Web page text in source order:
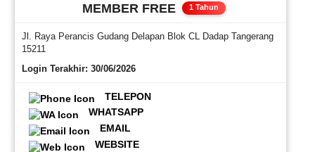
MEMBER FREE 1 Tahun
Jl. Raya Perancis Gudang Delapan Blok CL Dadap Tangerang
15211
Login Terakhir: 30/06/2026
TELEPON
WHATSAPP
EMAIL
WEBSITE